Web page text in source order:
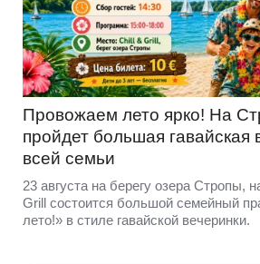
Провожаем лето ярко! На
пройдет большая гавайская
всей семьи
23 августа на берегу озера Стропы,
Grill состоится большой семейный
лето!» в стиле гавайской вечеринки.